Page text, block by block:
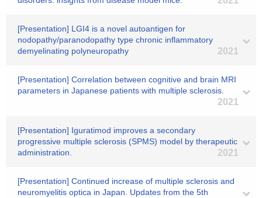
[Presentation] LGI4 is a novel autoantigen for
nodopathy/paranodopathy type chronic inflammatory
demyelinating polyneuropathy
2021
[Presentation] Correlation between cognitive and brain MRI
parameters in Japanese patients with multiple sclerosis.
2021
[Presentation] Iguratimod improves a secondary
progressive multiple sclerosis (SPMS) model by therapeutic
administration.
2021
[Presentation] Continued increase of multiple sclerosis and
neuromyelitis optica in Japan. Updates from the 5th